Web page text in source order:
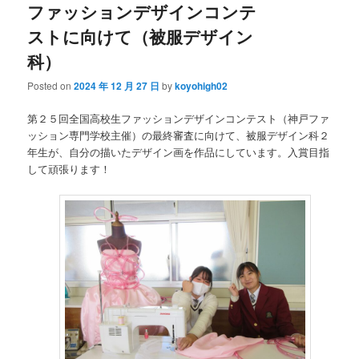
ファッションデザインコンテ
ストに向けて（被服デザイン
科）
Posted on2024 年 12 月 27 日 bykoyohigh02
第２５回全国高校生ファッションデザインコンテスト（神戸ファ
ッション専門学校主催）の最終審査に向けて、被服デザイン科２
年生が、自分の描いたデザイン画を作品にしています。入賞目指
して頑張ります！